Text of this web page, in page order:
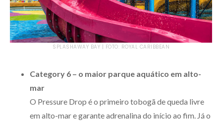
SPLASHAWAY BAY | FOTO: ROYAL CARIBBEAN
Category 6 – o maior parque aquático em alto-
mar
O Pressure Drop é o primeiro tobogã de queda livre
em alto-mar e garante adrenalina do início ao fim. Já o